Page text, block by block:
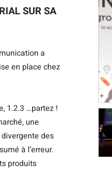
SUR SA
a
en place chez
1.2.3 …partez !
une
des
à l’erreur.
produits